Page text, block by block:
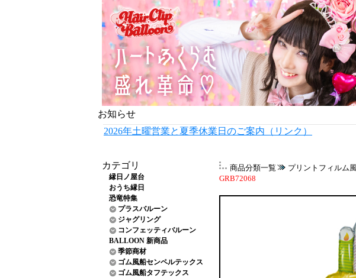
お知らせ
2026年土曜営業と夏季休業日のご案内（リンク）
カテゴリ
縁日ノ屋台
おうち縁日
恐竜特集
プラスバルーン
ジャグリング
コンフェッティバルーン
BALLOON 新商品
季節商材
ゴム風船センペルテックス
ゴム風船タフテックス
商品分類一覧 プリントフィルム
GRB72068